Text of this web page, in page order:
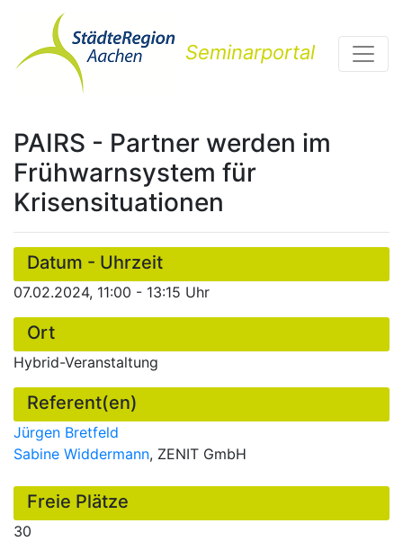
Seminarportal
PAIRS - Partner werden im
Frühwarnsystem für
Krisensituationen
Datum - Uhrzeit
07.02.2024, 11:00 - 13:15 Uhr
Ort
Hybrid-Veranstaltung
Referent(en)
Jürgen Bretfeld
Sabine Widdermann, ZENIT GmbH
Freie Plätze
30